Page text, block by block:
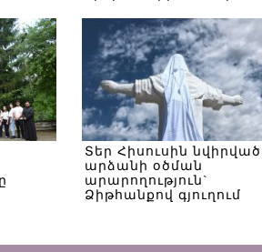
Տեր Հիսուսին նվիրված
արձանի օծման
արարողություն`
Ձիթհանքով գյուղում